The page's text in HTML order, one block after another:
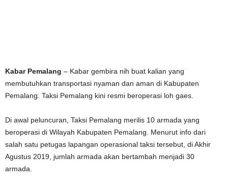
Kabar Pemalang – Kabar gembira nih buat kalian yang
membutuhkan transportasi nyaman dan aman di Kabupaten
Pemalang. Taksi Pemalang kini resmi beroperasi loh gaes.
Di awal peluncuran, Taksi Pemalang merilis 10 armada yang
beroperasi di Wilayah Kabupaten Pemalang. Menurut info dari
salah satu petugas lapangan operasional taksi tersebut, di Akhir
Agustus 2019, jumlah armada akan bertambah menjadi 30
armada.